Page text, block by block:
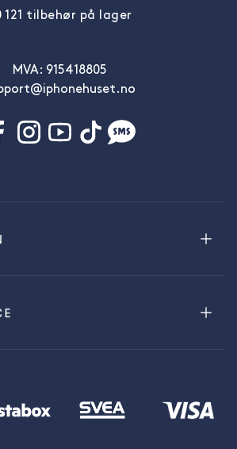
121 tilbehør på lager
MVA: 915418805